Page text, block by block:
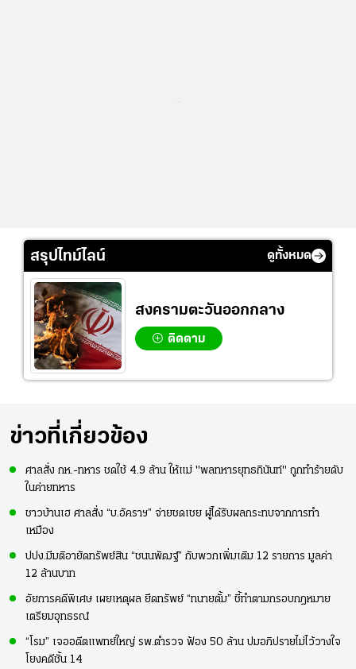
สรุปไทม์ไลน์ ดูทั้งหมด
สงครามตะวันออกกลาง
ติดตาม
ข่าวที่เกี่ยวข้อง
ศาลสั่ง กห.-ทหาร ชดใช้ 4.9 ล้าน ให้แม่ "พลทหารยุทธกินันท์" ถูกทำร้ายดับ
ในค่ายทหาร
ชาวบ้านเฮ ศาลสั่ง “บ.อัคราฯ” จ่ายชดเชย ผู้ได้รับผลกระทบจากการทำ
เหมือง
ปปง.มีมติอายัดทรัพย์สิน “ชนนพัฒฐ์” กับพวกเพิ่มเติม 12 รายการ มูลค่า
12 ล้านบาท
อัยการคดีพิเศษ เผยเหตุผล ยึดทรัพย์ “ทนายตั้ม” ชี้ทำตามกรอบกฎหมาย
เตรียมอุทธรณ์
“โรม” เจออดีตแพทย์ใหญ่ รพ.ตำรวจ ฟ้อง 50 ล้าน ปมอภิปรายไม่ไว้วางใจ
โยงคดีชั้น 14